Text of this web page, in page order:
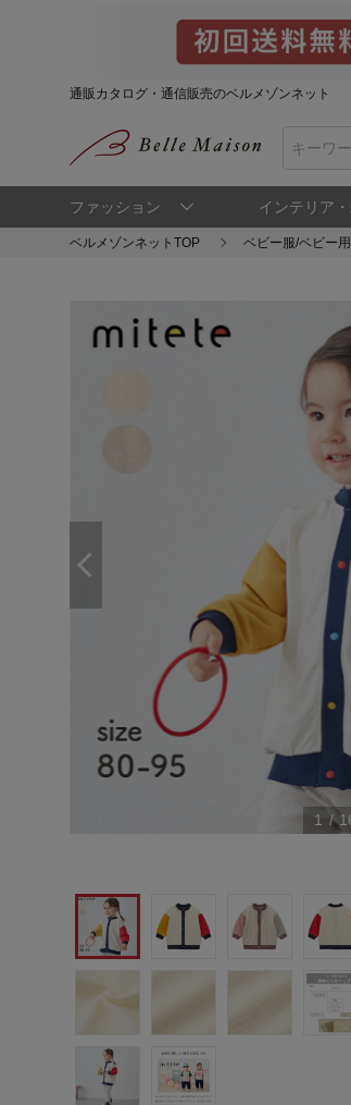
通販カタログ・通信販売のベルメゾンネット
ファッション インテリア
ベルメゾンネットTOP ベビー服/ベビー
1 /